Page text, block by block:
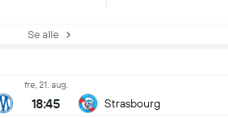
Se alle
fre, 21. aug.
18:45 Strasbourg